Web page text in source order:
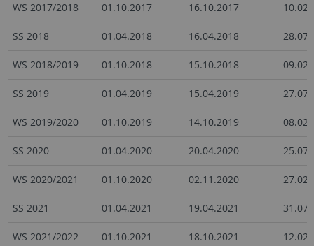
WS 2017/2018 01.10.2017 16.10.2017
SS 2018 01.04.2018 16.04.2018
WS 2018/2019 01.10.2018 15.10.2018
SS 2019 01.04.2019 15.04.2019
WS 2019/2020 01.10.2019 14.10.2019
SS 2020 01.04.2020 20.04.2020
WS 2020/2021 01.10.2020 02.11.2020
SS 2021 01.04.2021 19.04.2021
WS 2021/2022 01.10.2021 18.10.2021